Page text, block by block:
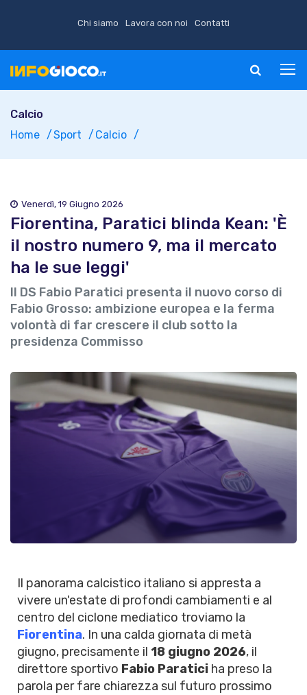
Chi siamo Lavora con noi Contatti
Calcio
Home
Sport Calcio
Venerdì, 19 Giugno 2026
Fiorentina, Paratici blinda Kean: 'È
il nostro numero 9, ma il mercato
ha le sue leggi'
Il DS Fabio Paratici presenta il nuovo corso di
Fabio Grosso: ambizione europea e la ferma
volontà di far crescere il club sotto la
presidenza Commisso
Il panorama calcistico italiano si appresta a
vivere un'estate di profondi cambiamenti e al
centro del ciclone mediatico troviamo la
Fiorentina. In una calda giornata di metà
giugno, precisamente il 18 giugno 2026, il
direttore sportivo Fabio Paratici ha preso la
parola per fare chiarezza sul futuro prossimo